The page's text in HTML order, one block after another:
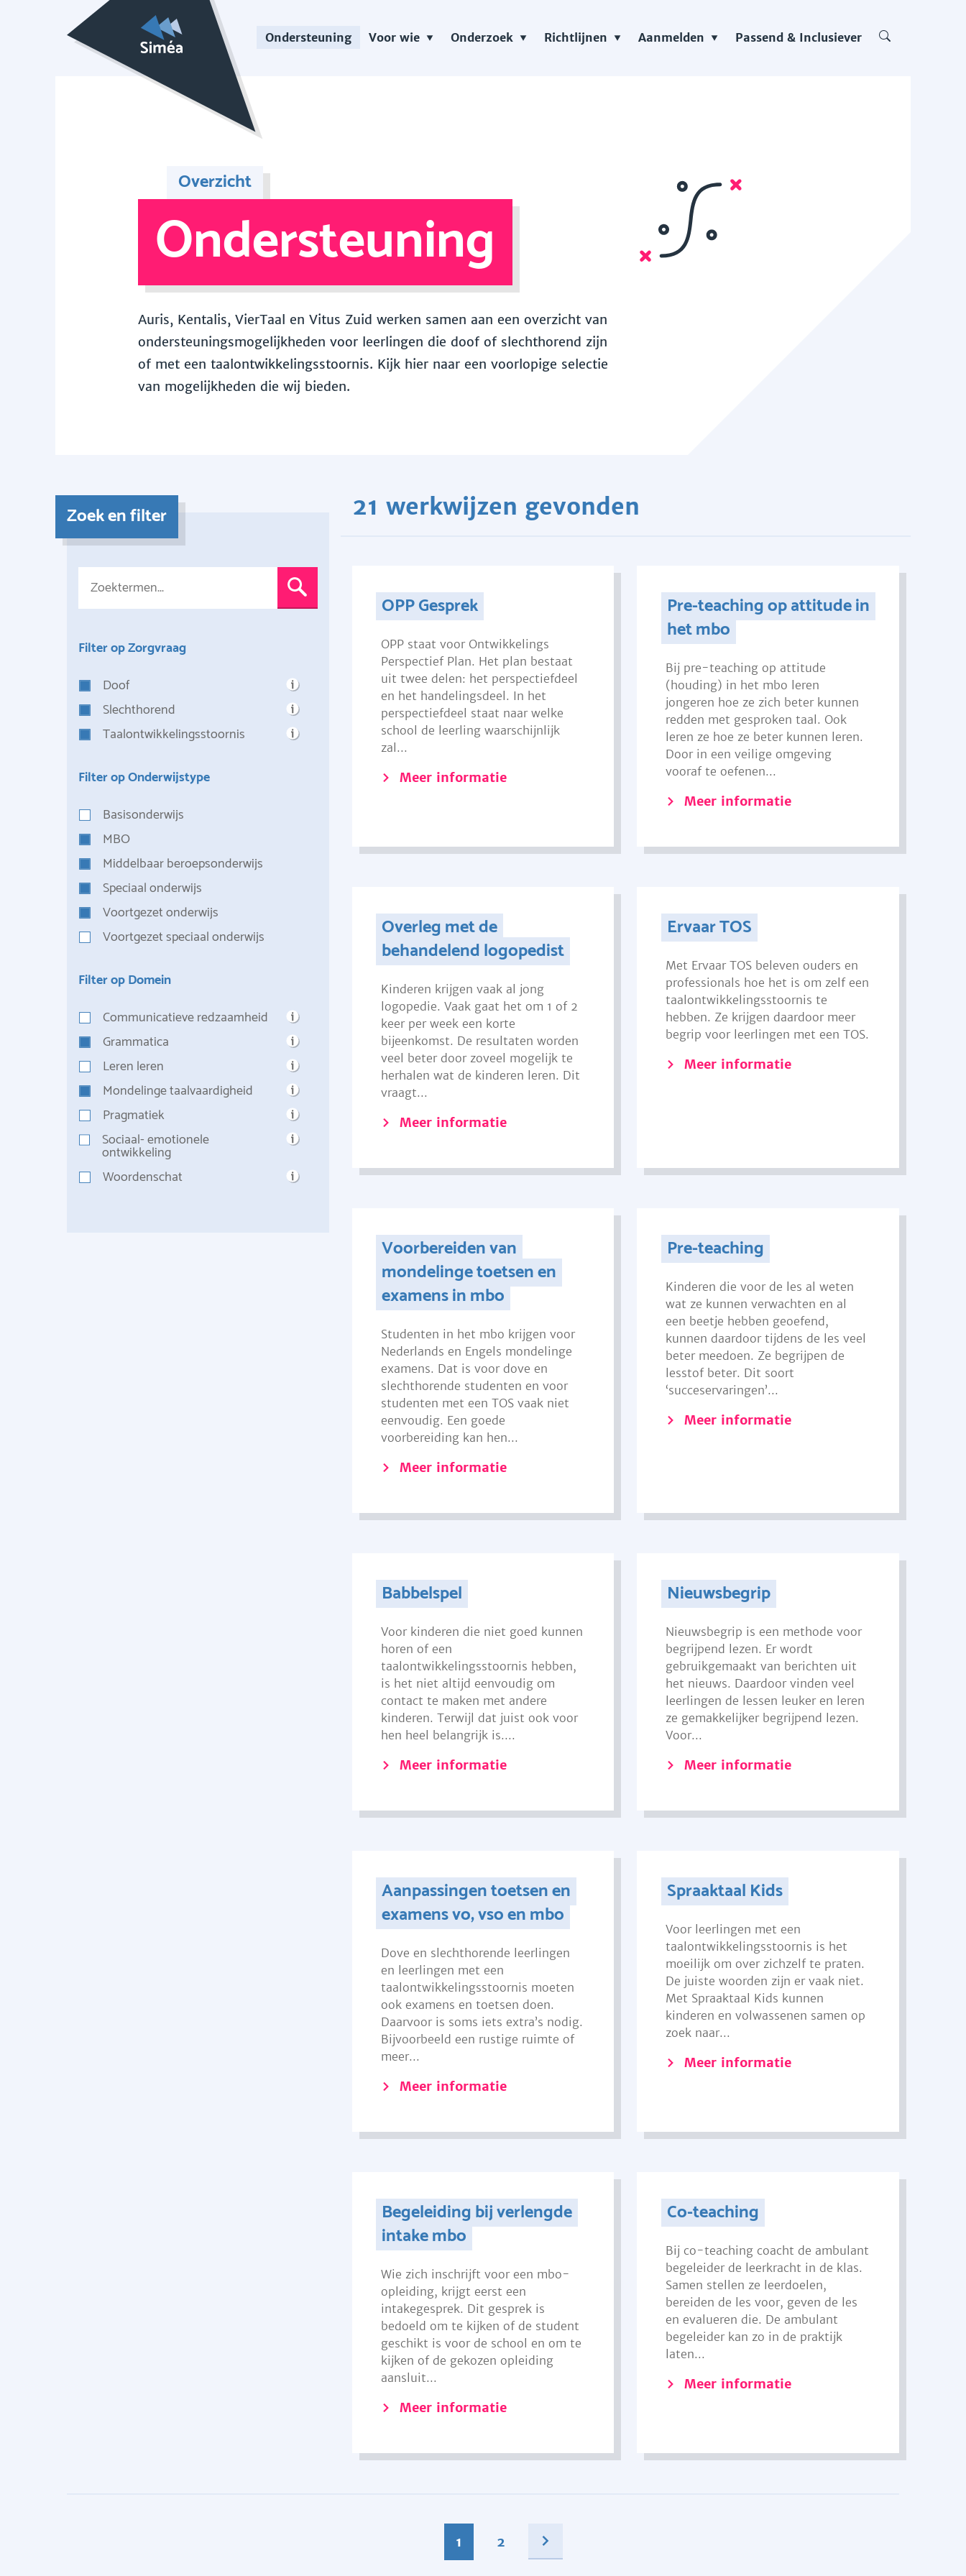
Ondersteuning Voor wie Onderzoek Richtlijnen Aanmelden Passend & Inclusiever
Overzicht
Ondersteuning
Auris, Kentalis, VierTaal en Vitus Zuid werken samen aan een overzicht van
ondersteuningsmogelijkheden voor leerlingen die doof of slechthorend zijn
of met een taalontwikkelingsstoornis. Kijk hier naar een voorlopige selectie
van mogelijkheden die wij bieden.
Zoek en filter
Filter op Zorgvraag
Doof
Slechthorend
Taalontwikkelingsstoornis
Filter op Onderwijstype
Basisonderwijs
MBO
Middelbaar beroepsonderwijs
Speciaal onderwijs
Voortgezet onderwijs
Voortgezet speciaal onderwijs
Filter op Domein
Communicatieve redzaamheid
Grammatica
Leren leren
Mondelinge taalvaardigheid
Pragmatiek
Sociaal- emotionele
ontwikkeling
Woordenschat
21 werkwijzen gevonden
OPP Gesprek
OPP staat voor Ontwikkelings
Perspectief Plan. Het plan bestaat
uit twee delen: het perspectiefdeel
en het handelingsdeel. In het
perspectiefdeel staat naar welke
school de leerling waarschijnlijk
zal...
Meer informatie
Pre-teaching op attitude in
het mbo
Bij pre-teaching op attitude
(houding) in het mbo leren
jongeren hoe ze zich beter kunnen
redden met gesproken taal. Ook
leren ze hoe ze beter kunnen leren.
Door in een veilige omgeving
vooraf te oefenen...
Meer informatie
Overleg met de
behandelend logopedist
Kinderen krijgen vaak al jong
logopedie. Vaak gaat het om 1 of 2
keer per week een korte
bijeenkomst. De resultaten worden
veel beter door zoveel mogelijk te
herhalen wat de kinderen leren. Dit
vraagt...
Meer informatie
Ervaar TOS
Met Ervaar TOS beleven ouders en
professionals hoe het is om zelf een
taalontwikkelingsstoornis te
hebben. Ze krijgen daardoor meer
begrip voor leerlingen met een TOS.
Meer informatie
Voorbereiden van
mondelinge toetsen en
examens in mbo
Studenten in het mbo krijgen voor
Nederlands en Engels mondelinge
examens. Dat is voor dove en
slechthorende studenten en voor
studenten met een TOS vaak niet
eenvoudig. Een goede
voorbereiding kan hen...
Meer informatie
Pre-teaching
Kinderen die voor de les al weten
wat ze kunnen verwachten en al
een beetje hebben geoefend,
kunnen daardoor tijdens de les veel
beter meedoen. Ze begrijpen de
lesstof beter. Dit soort
‘succeservaringen’...
Meer informatie
Babbelspel
Voor kinderen die niet goed kunnen
horen of een
taalontwikkelingsstoornis hebben,
is het niet altijd eenvoudig om
contact te maken met andere
kinderen. Terwijl dat juist ook voor
hen heel belangrijk is....
Meer informatie
Nieuwsbegrip
Nieuwsbegrip is een methode voor
begrijpend lezen. Er wordt
gebruikgemaakt van berichten uit
het nieuws. Daardoor vinden veel
leerlingen de lessen leuker en leren
ze gemakkelijker begrijpend lezen.
Voor...
Meer informatie
Aanpassingen toetsen en
examens vo, vso en mbo
Dove en slechthorende leerlingen
en leerlingen met een
taalontwikkelingsstoornis moeten
ook examens en toetsen doen.
Daarvoor is soms iets extra’s nodig.
Bijvoorbeeld een rustige ruimte of
meer...
Meer informatie
Spraaktaal Kids
Voor leerlingen met een
taalontwikkelingsstoornis is het
moeilijk om over zichzelf te praten.
De juiste woorden zijn er vaak niet.
Met Spraaktaal Kids kunnen
kinderen en volwassenen samen op
zoek naar...
Meer informatie
Begeleiding bij verlengde
intake mbo
Wie zich inschrijft voor een mbo-
opleiding, krijgt eerst een
intakegesprek. Dit gesprek is
bedoeld om te kijken of de student
geschikt is voor de school en om te
kijken of de gekozen opleiding
aansluit...
Meer informatie
Co-teaching
Bij co-teaching coacht de ambulant
begeleider de leerkracht in de klas.
Samen stellen ze leerdoelen,
bereiden de les voor, geven de les
en evalueren die. De ambulant
begeleider kan zo in de praktijk
laten...
Meer informatie
1 2